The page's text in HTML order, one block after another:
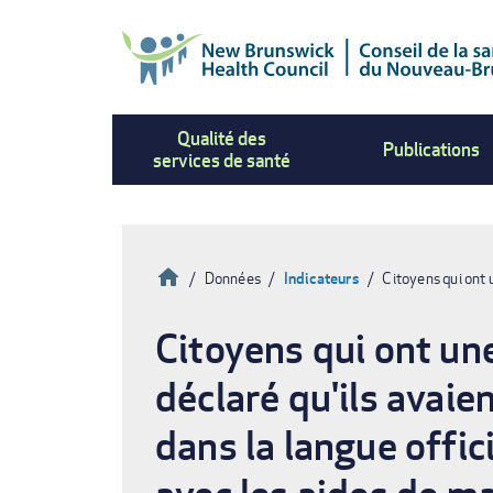
Qualité des
services de santé
Publications
Fil
d'Ariane
Accueil
Données Indicateurs Citoyens qui ont
Citoyens qui ont
déclaré qu'ils
dans la langue